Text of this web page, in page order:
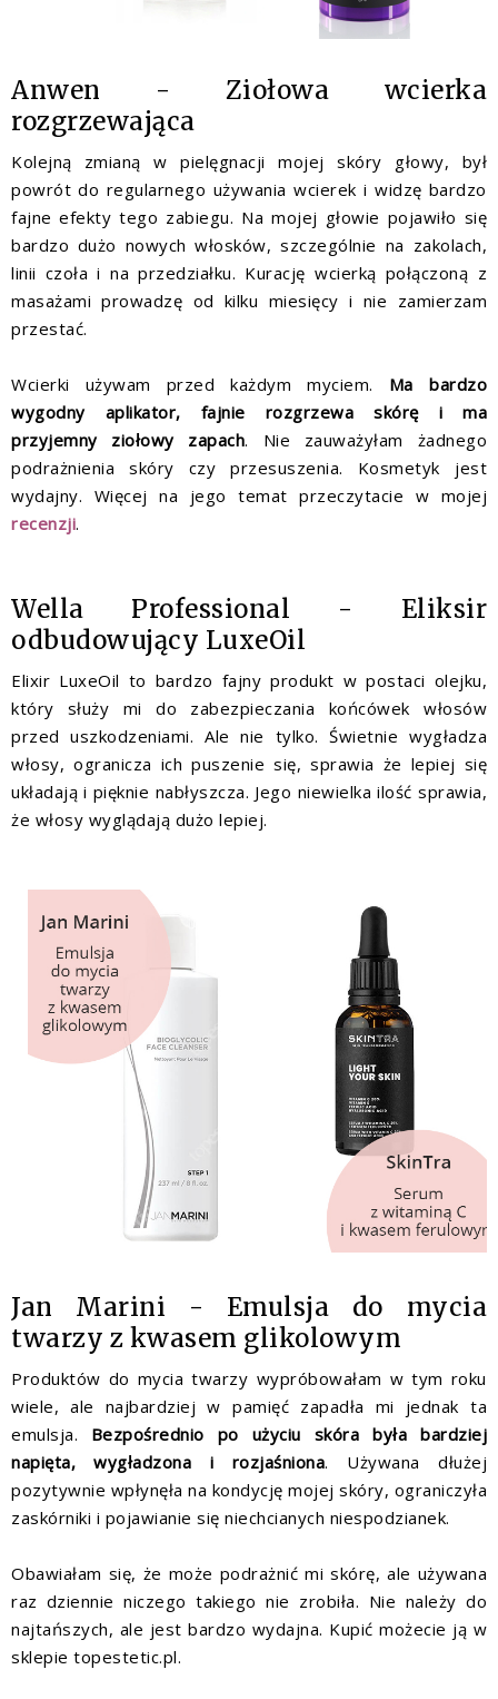
Anwen - Ziołowa wcierka
rozgrzewająca
Kolejną zmianą w pielęgnacji mojej skóry głowy, był
powrót do regularnego używania wcierek i widzę bardzo
fajne efekty tego zabiegu. Na mojej głowie pojawiło się
bardzo dużo nowych włosków, szczególnie na zakolach,
linii czoła i na przedziałku. Kurację wcierką połączoną z
masażami prowadzę od kilku miesięcy i nie zamierzam
przestać.
Wcierki używam przed każdym myciem. Ma bardzo
wygodny aplikator, fajnie rozgrzewa skórę i ma
przyjemny ziołowy zapach. Nie zauważyłam żadnego
podrażnienia skóry czy przesuszenia. Kosmetyk jest
wydajny. Więcej na jego temat przeczytacie w mojej
recenzji.
Wella Professional - Eliksir
odbudowujący LuxeOil
Elixir LuxeOil to bardzo fajny produkt w postaci olejku,
który służy mi do zabezpieczania końcówek włosów
przed uszkodzeniami. Ale nie tylko. Świetnie wygładza
włosy, ogranicza ich puszenie się, sprawia że lepiej się
układają i pięknie nabłyszcza. Jego niewielka ilość sprawia,
że włosy wyglądają dużo lepiej.
Jan Marini - Emulsja do mycia
twarzy z kwasem glikolowym
Produktów do mycia twarzy wypróbowałam w tym roku
wiele, ale najbardziej w pamięć zapadła mi jednak ta
emulsja. Bezpośrednio po użyciu skóra była bardziej
napięta, wygładzona i rozjaśniona. Używana dłużej
pozytywnie wpłynęła na kondycję mojej skóry, ograniczyła
zaskórniki i pojawianie się niechcianych niespodzianek.
Obawiałam się, że może podrażnić mi skórę, ale używana
raz dziennie niczego takiego nie zrobiła. Nie należy do
najtańszych, ale jest bardzo wydajna. Kupić możecie ją w
sklepie topestetic.pl.